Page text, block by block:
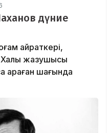
дүние
қайраткері,
Халық жазушысы
қараған шағында